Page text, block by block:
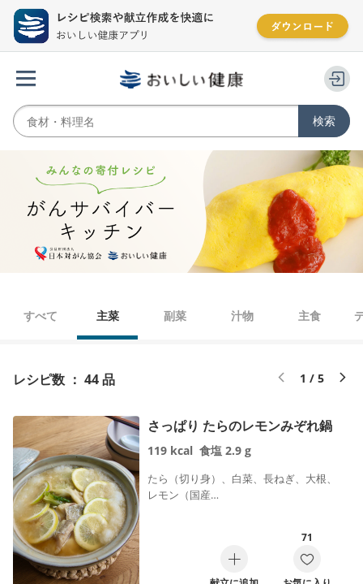
すべて 主菜 副菜 汁物 主食
レシピ数 ： 44 品 1 / 5
さっぱり たらのレモンみぞれ鍋
119 kcal 食塩 2.9 g
たら（切り身）、白菜、長ねぎ、大根、
レモン（国産…
71